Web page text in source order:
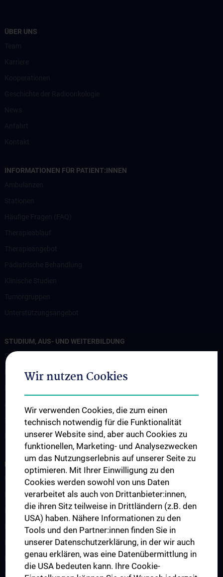
ÜBER UNS
INFORMATIONEN FÜR PATIENT:INNEN
STUDIUM, AUS- UND WEITERBILDUNG
Studium und Lehre
Klinisch Praktisches Jahr (KPJ)
Summer school
Fortbildung
FORSCHUNG
Übersicht
Forschungsbereiche
Infrastruktur
Drittmittelfinanzierte Projekte
Klinische Studien
Publikationen
Partnerverbände
Wir nutzen Cookies
Wir verwenden Cookies, die zum einen
technisch notwendig für die Funktionalität
unserer Website sind, aber auch Cookies zu
funktionellen, Marketing- und Analysezwecken
um das Nutzungserlebnis auf unserer Seite zu
optimieren. Mit Ihrer Einwilligung zu den
Cookies werden sowohl von uns Daten
verarbeitet als auch von Drittanbieter:innen,
die ihren Sitz teilweise in Drittländern (z.B. den
USA) haben. Nähere Informationen zu den
Tools und den Partner:innen finden Sie in
unserer Datenschutzerklärung, in der wir auch
genau erklären, was eine Datenübermittlung in
die USA bedeuten kann. Ihre Cookie-